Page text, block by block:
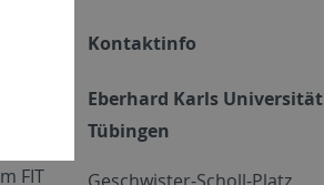
FIT
Kontaktinfo
Eberhard Karls Universität
Tübingen